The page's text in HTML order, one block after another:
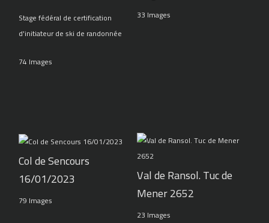
Stage fédéral de certification
d'initiateur de ski de randonnée
74 Images
33 Images
Col de Sencours
16/01/2023
79 Images
Val de Ransol. Tuc de
Mener 2652
23 Images